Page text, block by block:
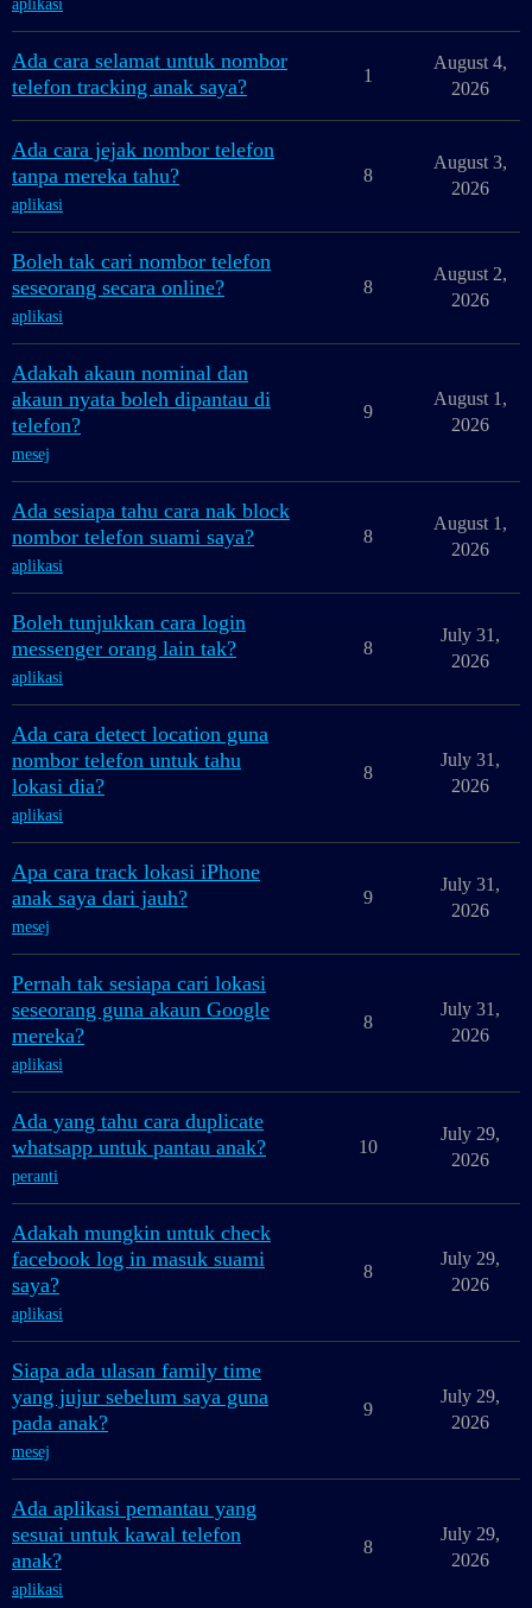
aplikasi
Ada cara selamat untuk nombor
telefon tracking anak saya?
1
August 4,
2026
Ada cara jejak nombor telefon
tanpa mereka tahu?
aplikasi
8
August 3,
2026
Boleh tak cari nombor telefon
seseorang secara online?
aplikasi
8
August 2,
2026
Adakah akaun nominal dan
akaun nyata boleh dipantau di
telefon?
mesej
9
August 1,
2026
Ada sesiapa tahu cara nak block
nombor telefon suami saya?
aplikasi
8
August 1,
2026
Boleh tunjukkan cara login
messenger orang lain tak?
aplikasi
8
July 31,
2026
Ada cara detect location guna
nombor telefon untuk tahu
lokasi dia?
aplikasi
8
July 31,
2026
Apa cara track lokasi iPhone
anak saya dari jauh?
mesej
9
July 31,
2026
Pernah tak sesiapa cari lokasi
seseorang guna akaun Google
mereka?
aplikasi
8
July 31,
2026
Ada yang tahu cara duplicate
whatsapp untuk pantau anak?
peranti
10
July 29,
2026
Adakah mungkin untuk check
facebook log in masuk suami
saya?
aplikasi
8
July 29,
2026
Siapa ada ulasan family time
yang jujur sebelum saya guna
pada anak?
mesej
9
July 29,
2026
Ada aplikasi pemantau yang
sesuai untuk kawal telefon
anak?
aplikasi
8
July 29,
2026